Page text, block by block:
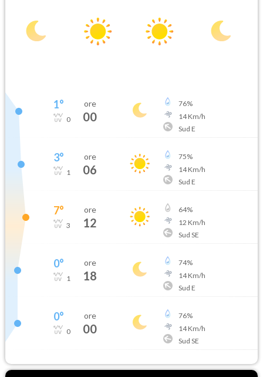
1°
0
ore
00
76%
14Km/h
Sud E
3°
1
ore
06
75%
14Km/h
Sud E
7°
3
ore
12
64%
12 Km/h
Sud SE
0°
1
ore
18
74%
14Km/h
Sud E
0°
0
ore
00
76%
14Km/h
Sud SE